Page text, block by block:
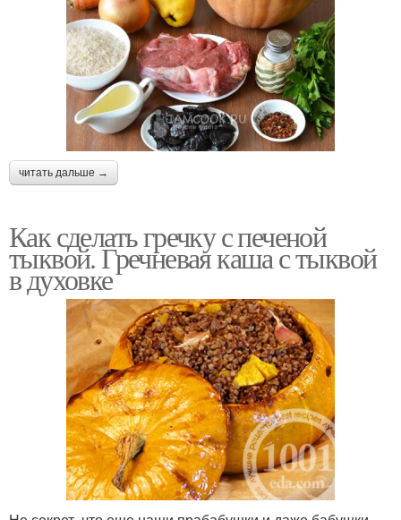
читать дальше →
Как сделать гречку с печеной
тыквой. Гречневая каша с тыквой
в духовке